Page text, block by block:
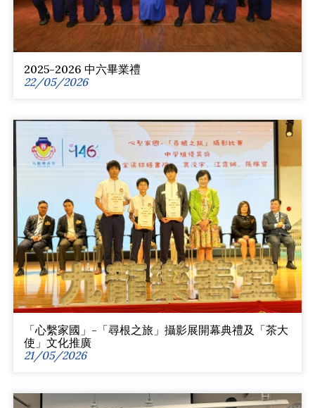
2025-2026 中六畢業禮
22/05/2026
「心繫家國」-「尋根之旅」攝影展開幕典禮及「茶大
使」文化推廣
21/05/2026